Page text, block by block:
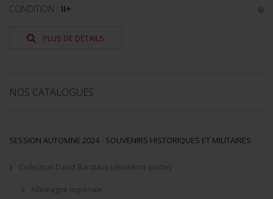
CONDITION : II+
PLUS DE DÉTAILS
NOS CATALOGUES
SESSION AUTOMNE 2024 - SOUVENIRS HISTORIQUES ET MILITAIRES
Collection David Bardiaux (deuxième partie)
Allemagne Impériale